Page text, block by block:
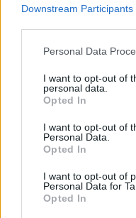
Downstream Participants
Please note that this
not limited to your visit
grant or deny consent to
use your data for below
consent section.
Personal Data
I want to opt-out of
personal data.
Opted In
I want to opt-out of
Personal Data.
Opted In
I want to opt-out of
Personal Data for
Opted In
Σιγά που θα τους έβαζαν
Αμερικάνοι τούς
Reply